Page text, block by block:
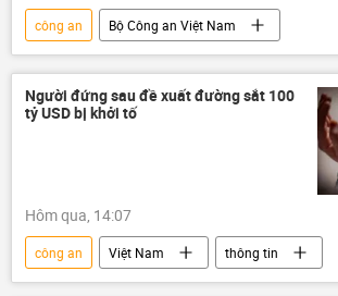
công an
Bộ Công an Việt Nam
Chính trị
Việt Nam
Vinhomes
livestream
Kinh doanh
cảnh sát
TikTok
YouTube
Người đứng sau đề xuất đường sắt 100
tỷ USD bị khởi tố
Hôm qua, 14:07
công an Việt Nam
thông tin
mạng xã hội
Bộ Công an Việt Nam